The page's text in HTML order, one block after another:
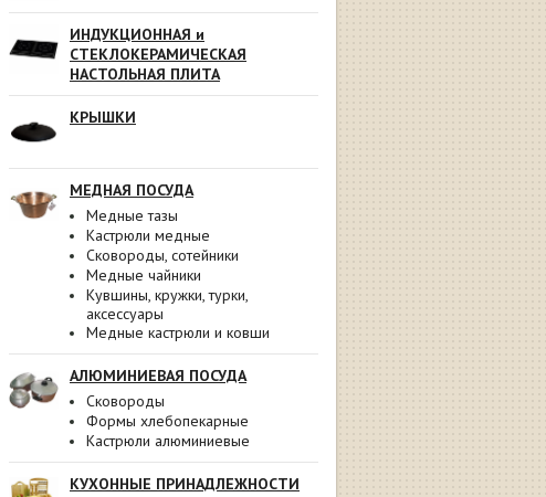
ИНДУКЦИОННАЯ и
СТЕКЛОКЕРАМИЧЕСКАЯ
НАСТОЛЬНАЯ ПЛИТА
КРЫШКИ
МЕДНАЯ ПОСУДА
Медные тазы
Кастрюли медные
Сковороды, сотейники
Медные чайники
Кувшины, кружки, турки,
аксессуары
Медные кастрюли и ковши
АЛЮМИНИЕВАЯ ПОСУДА
Сковороды
Формы хлебопекарные
Кастрюли алюминиевые
КУХОННЫЕ ПРИНАДЛЕЖНОСТИ